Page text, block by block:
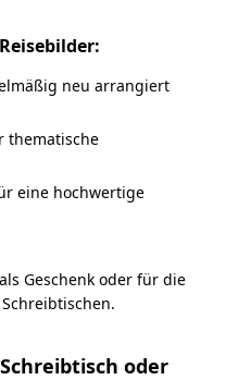
neu arrangiert
thematische
eine hochwertige
Geschenk oder für die
oder